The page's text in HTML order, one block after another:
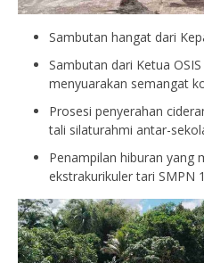
Sambutan hangat dari
Sambutan dari Ketua
menyuarakan semangat
Prosesi penyerahan
tali silaturahmi antar-
Penampilan hiburan yang
ekstrakurikuler tari SMPN